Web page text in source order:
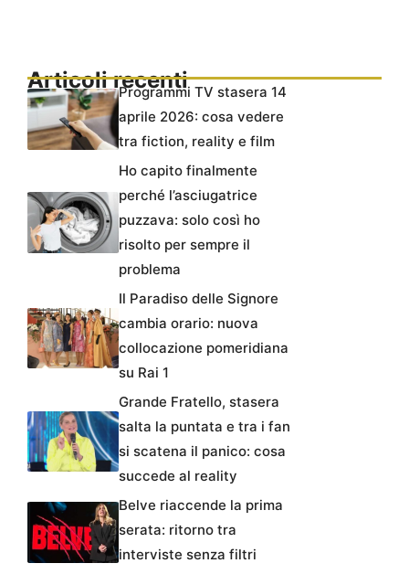
Articoli recentiProgrammi TV stasera 14
aprile 2026: cosa vedere
tra fiction, reality e film
Ho capito finalmente
perché l’asciugatrice
puzzava: solo così ho
risolto per sempre il
problema
Il Paradiso delle Signore
cambia orario: nuova
collocazione pomeridiana
su Rai 1
Grande Fratello, stasera
salta la puntata e tra i fan
si scatena il panico: cosa
succede al reality
Belve riaccende la prima
serata: ritorno tra
interviste senza filtri